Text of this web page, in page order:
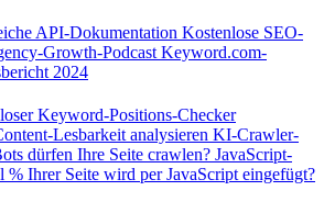
API-Dokumentation Kostenlose SEO-
Growth-Podcast Keyword.com-
2024
Keyword-Positions-Checker
Lesbarkeit analysieren KI-Crawler-
dürfen Ihre Seite crawlen? JavaScript-
% Ihrer Seite wird per JavaScript eingefügt?